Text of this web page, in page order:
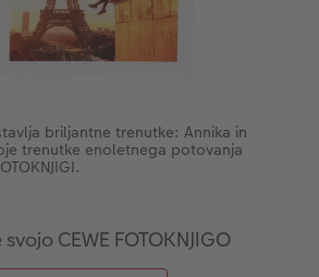
briljantne trenutke: Annika in
trenutke enoletnega potovanja
CEWE FOTOKNJIGO